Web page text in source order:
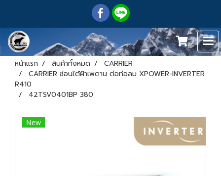
หน้าแรก สินค้าทั้งหมด
CARRIER
CARRIER ซ่อนใต้ฝ้าเพดาน ต่อท่อลม XPOWER-INVERTER
R410
42TSV0401BP 380
New